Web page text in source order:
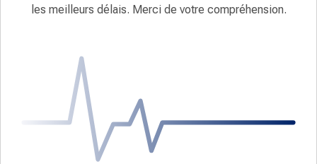
les meilleurs délais. Merci de votre compréhension.